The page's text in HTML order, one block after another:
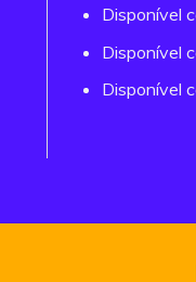
Disponível
Disponível
Disponível